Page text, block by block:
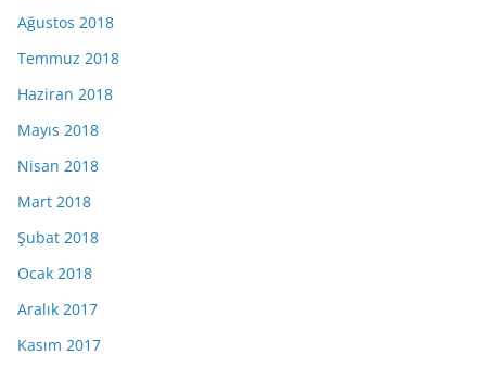
Ağustos 2018
Temmuz 2018
Haziran 2018
Mayıs 2018
Nisan 2018
Mart 2018
Şubat 2018
Ocak 2018
Aralık 2017
Kasım 2017